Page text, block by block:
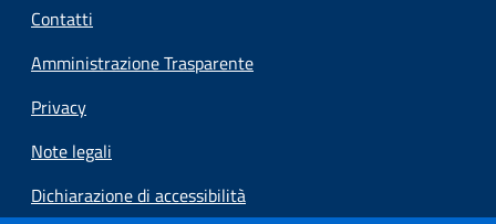
Contatti
Amministrazione Trasparente
Privacy
Note legali
Dichiarazione di accessibilità